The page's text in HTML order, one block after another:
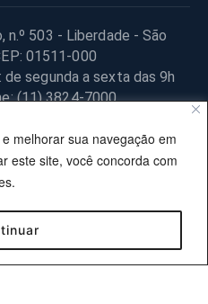
melhorar sua navegação em
este site, você concorda com
n.º 503 - Liberdade - São
01511-000
segunda a sexta das 9h
(11) 3824-7000
Todos os direitos reservados. |
pela PRODESP.